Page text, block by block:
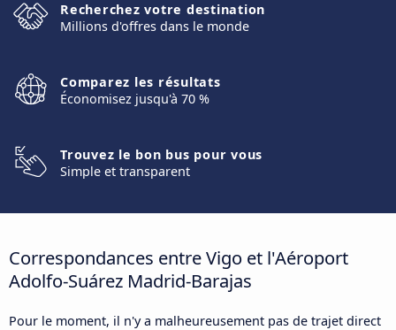
Recherchez votre destination
Millions d'offres dans le monde
Comparez les résultats
Économisez jusqu'à 70 %
Trouvez le bon bus pour vous
Simple et transparent
Correspondances entre Vigo et l'Aéroport
Adolfo-Suárez Madrid-Barajas
Pour le moment, il n'y a malheureusement pas de trajet direct